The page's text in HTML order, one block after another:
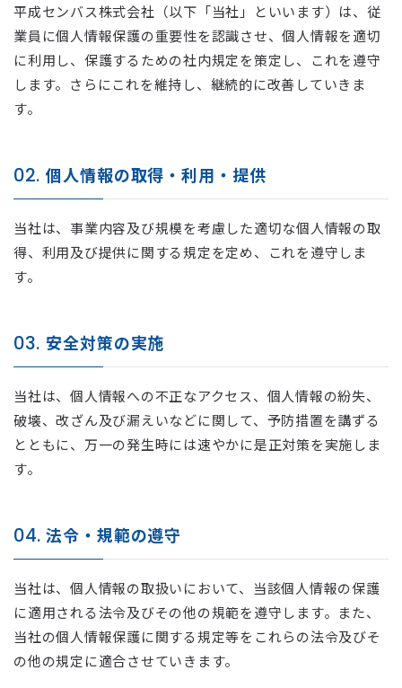
平成センバス株式会社（以下「当社」といいます）は、従
業員に個人情報保護の重要性を認識させ、個人情報を適切
に利用し、保護するための社内規定を策定し、これを遵守
します。さらにこれを維持し、継続的に改善していきま
す。
02. 個人情報の取得・利用・提供
当社は、事業内容及び規模を考慮した適切な個人情報の取
得、利用及び提供に関する規定を定め、これを遵守しま
す。
03. 安全対策の実施
当社は、個人情報への不正なアクセス、個人情報の紛失、
破壊、改ざん及び漏えいなどに関して、予防措置を講ずる
とともに、万一の発生時には速やかに是正対策を実施しま
す。
04. 法令・規範の遵守
当社は、個人情報の取扱いにおいて、当該個人情報の保護
に適用される法令及びその他の規範を遵守します。また、
当社の個人情報保護に関する規定等をこれらの法令及びそ
の他の規定に適合させていきます。